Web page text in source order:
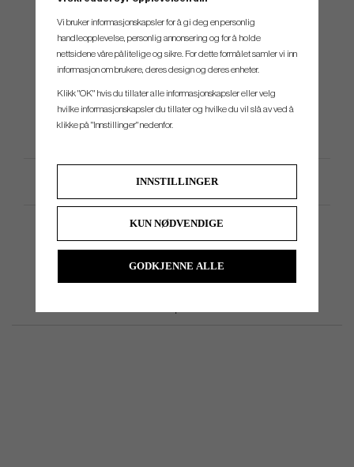
#3 19° 40.75"
22°
#6 28° 39.25"
Produktspesifikasjon
Vi bruker informasjonskapsler for å gi deg en personlig
handleopplevelse, personlig annonsering og for å holde
nettsidene våre pålitelige og sikre. For dette formålet samler vi inn
informasjon om brukere, deres design og deres enheter.
Klikk "OK" hvis du tillater alle informasjonskapsler eller velg
hvilke informasjonskapsler du tillater og hvilke du vil slå av ved å
klikke på "Innstillinger" nedenfor.
INNSTILLINGER
KUN NØDVENDIGE
GODKJENNE ALLE